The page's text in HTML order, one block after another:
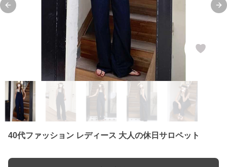
Previous slide
40代ファッション レディース 大人の休日サロペット